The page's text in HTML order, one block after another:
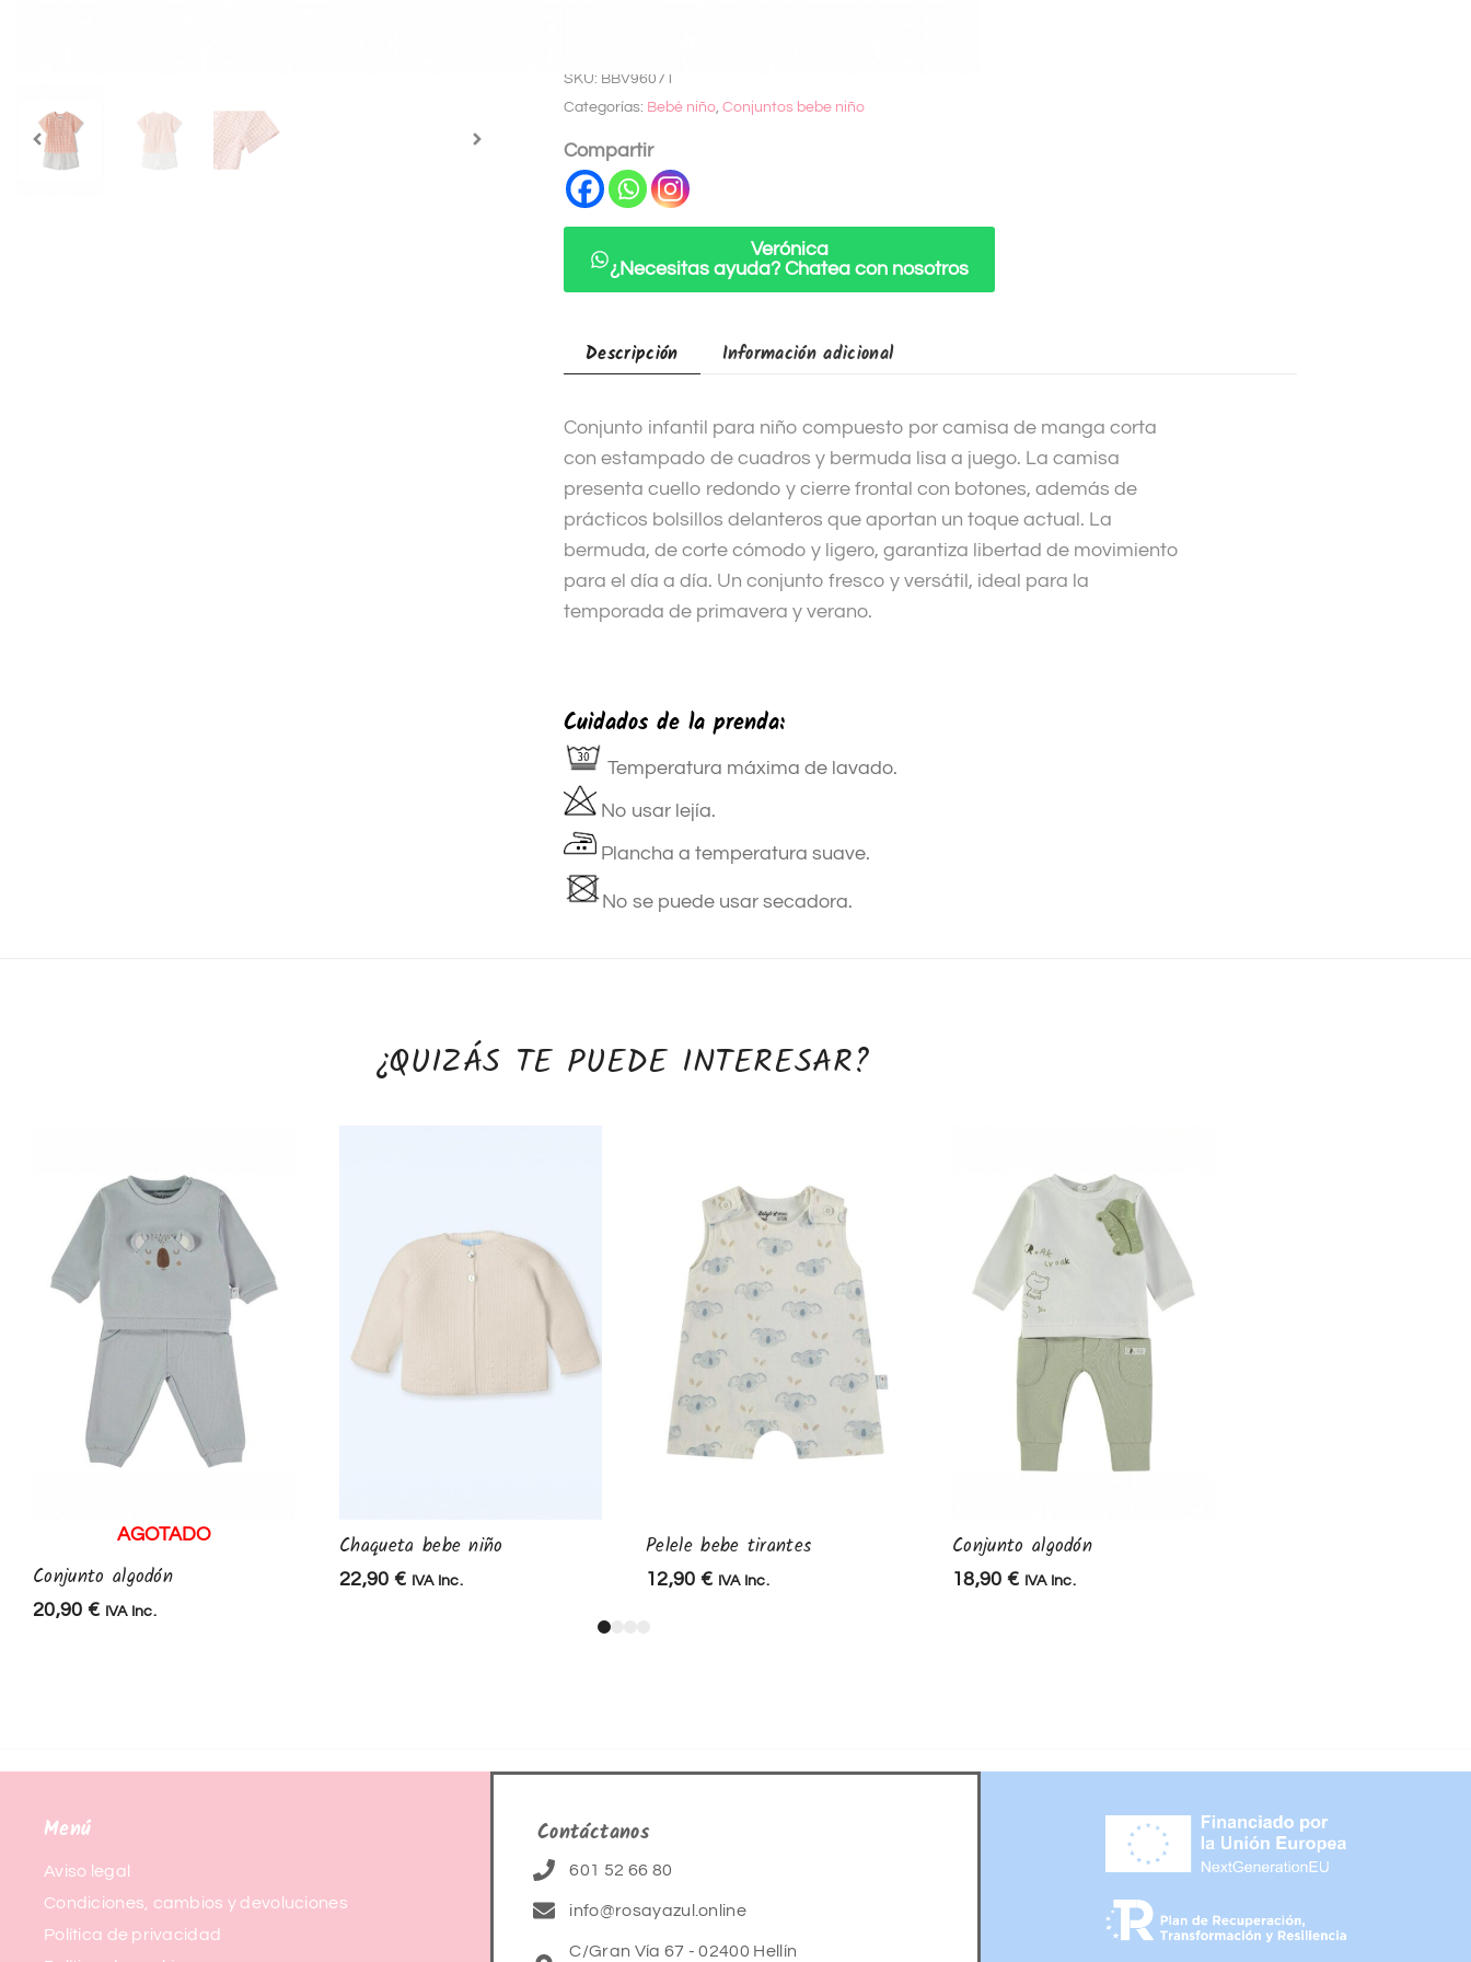
e
r
n
a
t
e
SKU: BBV96071
Categorías: Bebé niño Conjuntos bebe niño
Compartir
Verónica
¿Necesitas ayuda? Chatea con nosotros
Descripción Información adicional
Conjunto infantil para niño compuesto por camisa de manga corta
con estampado de cuadros y bermuda lisa a juego. La camisa
presenta cuello redondo y cierre frontal con botones, además de
prácticos bolsillos delanteros que aportan un toque actual. La
bermuda, de corte cómodo y ligero, garantiza libertad de movimiento
para el día a día. Un conjunto fresco y versátil, ideal para la
temporada de primavera y verano.
Cuidados de la prenda:
Temperatura máxima de lavado.
No usar lejía.
Plancha a temperatura suave.
No se puede usar secadora.
¿QUIZÁS TE PUEDE INTERESAR?
AGOTADO
Conjunto algodón
20,90 € IVA Inc.
Chaqueta bebe niño
22,90 € IVA Inc.
Pelele bebe tirantes
12,90 € IVA Inc.
Conjunto algodón
18,90 € IVA Inc.
Menú
Aviso legal
Condiciones, cambios y devoluciones
Política de privacidad
Contáctanos
601 52 66 80
info@rosayazul.online
C/Gran Vía 67 - 02400 Hellín